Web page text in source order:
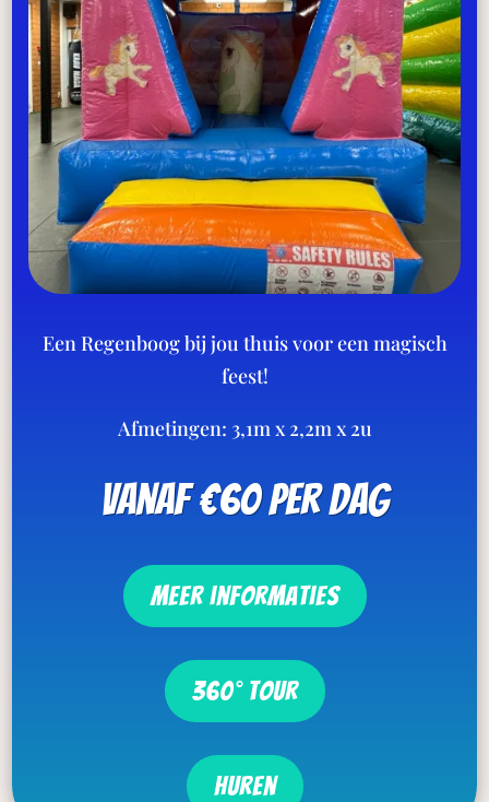
Een Regenboog bij jou thuis voor een magisch
feest!
Afmetingen: 3,1m x 2,2m x 2u
vanaf €60 per dag
meer informaties
360° tour
Huren